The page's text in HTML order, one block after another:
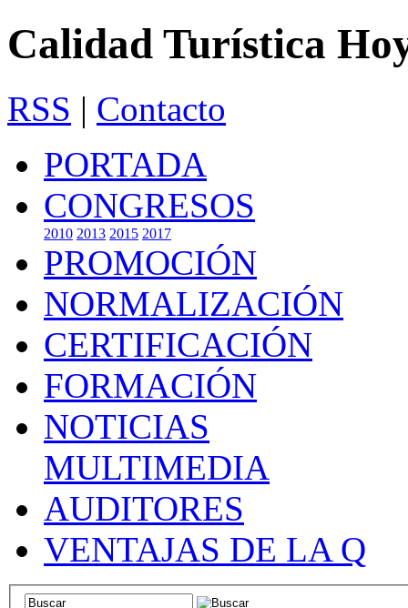
Calidad Turística
RSS | Contacto
PORTADA
CONGRESOS
2010 2013 2015 2017
PROMOCIÓN
NORMALIZACIÓN
CERTIFICACIÓN
FORMACIÓN
NOTICIAS
MULTIMEDIA
AUDITORES
VENTAJAS DE LA Q